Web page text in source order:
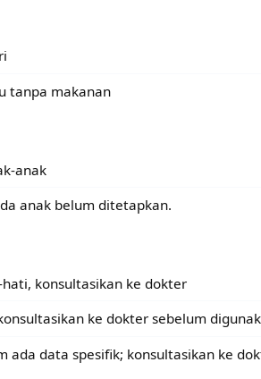
tanpa makanan
anak
anak belum ditetapkan.
konsultasikan ke dokter
ke dokter sebelum
ada data spesifik; konsultasikan ke